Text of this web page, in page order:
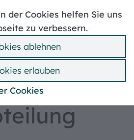
der Cookies helfen Sie uns
zu verbessern.
ablehnen
Cookies
erlauben
Hilfe